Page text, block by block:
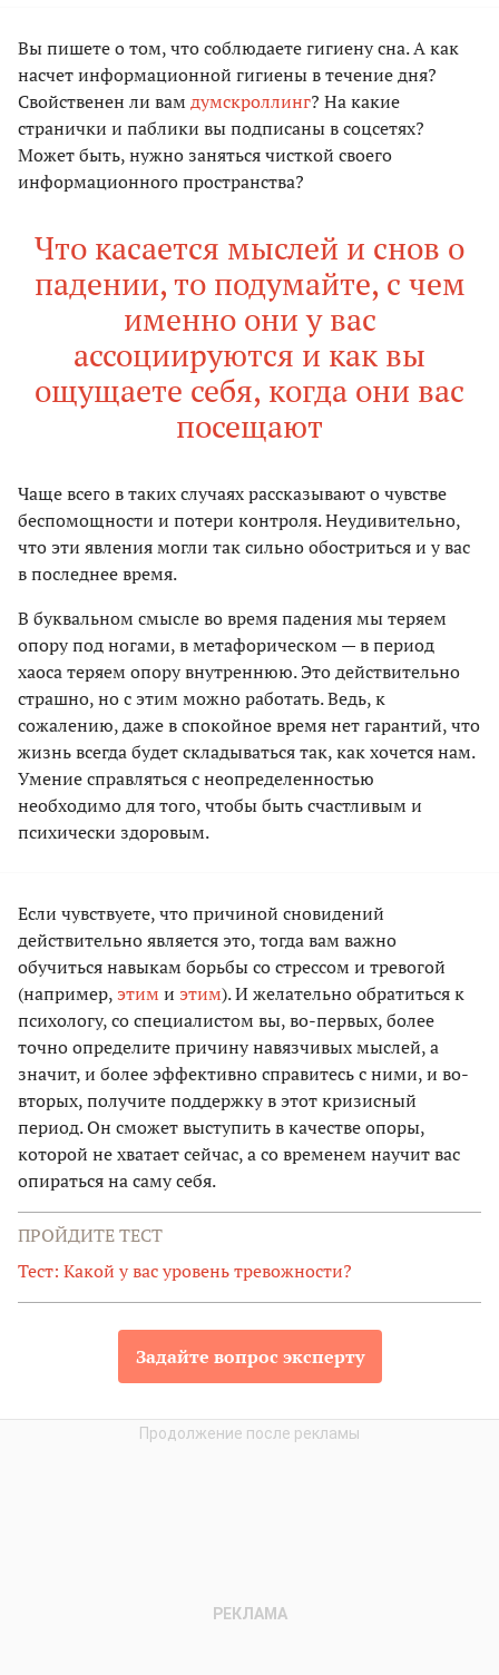
Вы пишете о том, что соблюдаете гигиену сна. А как
насчет информационной гигиены в течение дня?
Свойственен ли вамдумскроллинг? На какие
странички и паблики вы подписаны в соцсетях?
Может быть, нужно заняться чисткой своего
информационного пространства?
Что касается мыслей и снов о
падении, то подумайте, с чем
именно они у вас
ассоциируются и как вы
ощущаете себя, когда они вас
посещают
Чаще всего в таких случаях рассказывают о чувстве
беспомощности и потери контроля. Неудивительно,
что эти явления могли так сильно обостриться и у вас
в последнее время.
В буквальном смысле во время падения мы теряем
опору под ногами, в метафорическом — в период
хаоса теряем опору внутреннюю. Это действительно
страшно, но с этим можно работать. Ведь, к
сожалению, даже в спокойное время нет гарантий, что
жизнь всегда будет складываться так, как хочется нам.
Умение справляться с неопределенностью
необходимо для того, чтобы быть счастливым и
психически здоровым.
Если чувствуете, что причиной сновидений
действительно является это, тогда вам важно
обучиться навыкам борьбы со стрессом и тревогой
(например,этим и этим). И желательно обратиться к
психологу, со специалистом вы, во-первых, более
точно определите причину навязчивых мыслей, а
значит, и более эффективно справитесь с ними, и во-
вторых, получите поддержку в этот кризисный
период. Он сможет выступить в качестве опоры,
которой не хватает сейчас, а со временем научит вас
опираться на саму себя.
ПРОЙДИТЕ ТЕСТ
Тест: Какой у вас уровень тревожности?
Задайте вопрос эксперту